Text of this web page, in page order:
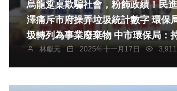
烏龍踅桌欺騙社會，粉飾政績！民
澤痛斥市府操弄垃圾統計數字 環保局刻意將一般垃
圾轉列為事業廢棄物 中市環保局：持續配合中央統
計、依規申報、更新各項廢棄物數據
林獻元 2025年十一月17日